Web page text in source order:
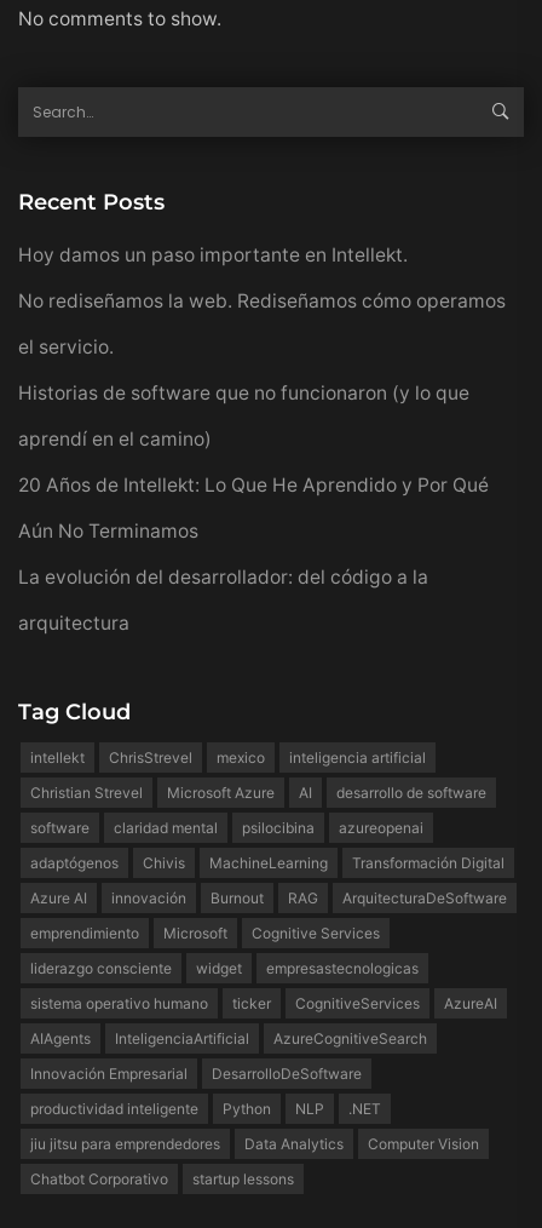
No comments to show.
Recent Posts
Hoy damos un paso importante en Intellekt.
No rediseñamos la web. Rediseñamos cómo operamos
el servicio.
Historias de software que no funcionaron (y lo que
aprendí en el camino)
20 Años de Intellekt: Lo Que He Aprendido y Por Qué
Aún No Terminamos
La evolución del desarrollador: del código a la
arquitectura
Tag Cloud
intellekt ChrisStrevel mexico
inteligencia artificial
Christian Strevel
Microsoft Azure AI
desarrollo de software
software
claridad mental psilocibina
azureopenai
adaptógenos
Chivis MachineLearning
Transformación Digital
Azure AI
innovación Burnout RAG
ArquitecturaDeSoftware
emprendimiento
Microsoft
Cognitive Services
liderazgo consciente
widget
empresastecnologicas
sistema operativo humano
ticker CognitiveServices
AzureAI
AIAgents
InteligenciaArtificial
AzureCognitiveSearch
Innovación Empresarial
DesarrolloDeSoftware
productividad inteligente
Python NLP
.NET
jiu jitsu para emprendedores
Data Analytics
Computer Vision
Chatbot Corporativo
startup lessons